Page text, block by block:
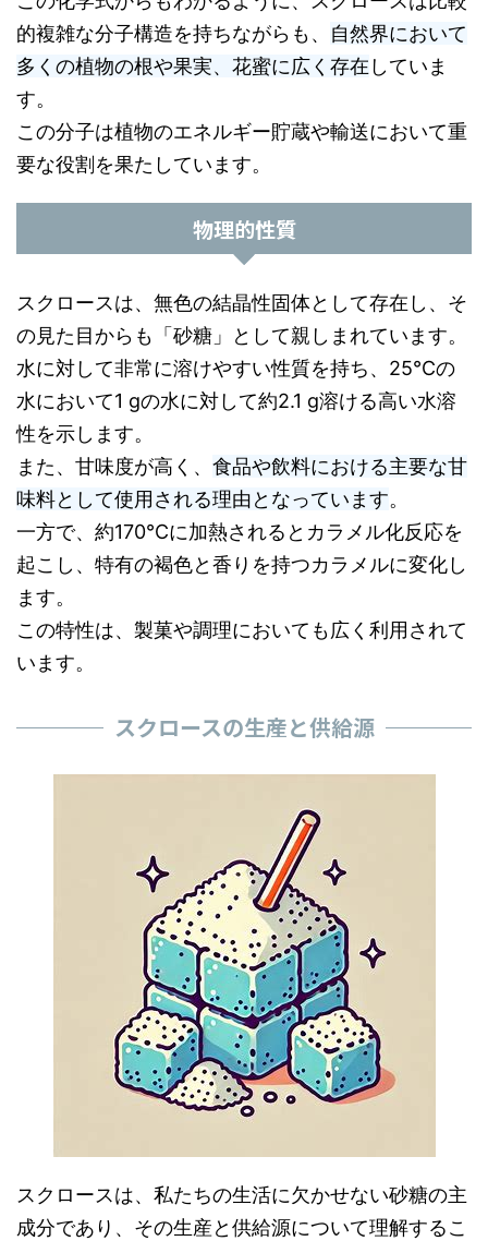
的複雑な分子構造を持ちながらも、 自然界において
多くの植物の根や果実、花蜜に広く存在 していま
す。
この分子は植物のエネルギー貯蔵や輸送において重
要な役割を果たしています。
物理的性質
スクロースは、無色の結晶性固体として存在し、そ
の見た目からも「砂糖」として親しまれています。
水に対して非常に溶けやすい性質を持ち、25℃の
水において1 gの水に対して約2.1 g溶ける高い水溶
性を示します。
また、甘味度が高く、 食品や飲料における主要な甘
味料として使用される理由となっています。
一方で、約170℃に加熱されるとカラメル化反応を
起こし、特有の褐色と香りを持つカラメルに変化し
ます。
この特性は、製菓や調理においても広く利用されて
います。
スクロースの生産と供給源
スクロースは、私たちの生活に欠かせない砂糖の主
成分であり、その生産と供給源について理解するこ